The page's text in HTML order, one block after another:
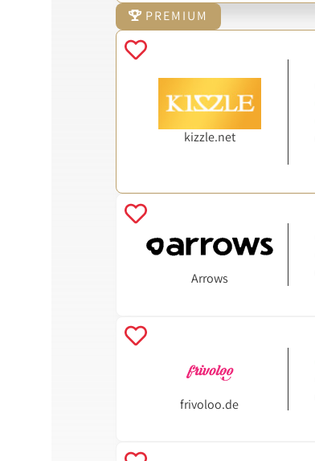
PREMIUM
kizzle.net
Arrows
frivoloo.de